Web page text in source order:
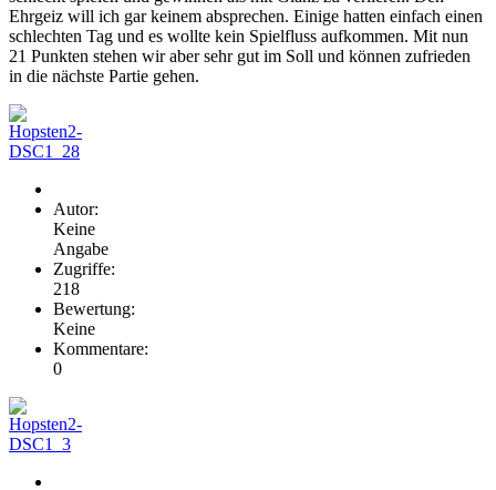
Ehrgeiz will ich gar keinem absprechen. Einige hatten einfach einen
schlechten Tag und es wollte kein Spielfluss aufkommen. Mit nun
21 Punkten stehen wir aber sehr gut im Soll und können zufrieden
in die nächste Partie gehen.
Autor:
Keine
Angabe
Zugriffe:
218
Bewertung:
Keine
Kommentare:
0